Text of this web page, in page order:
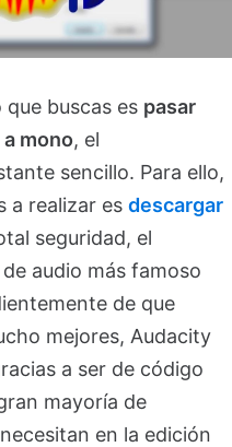
buscas es pasar
mono, el
sencillo. Para ello,
a realizar es descargar
seguridad, el
audio más famoso
de que
mejores, Audacity
a ser de código
mayoría de
en la edición